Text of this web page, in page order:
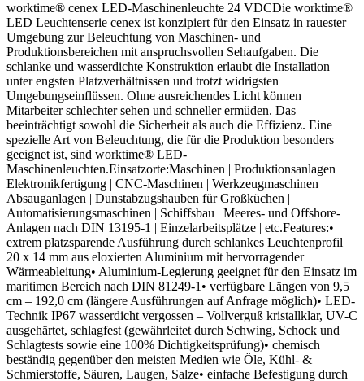
worktime® cenex LED-Maschinenleuchte 24 VDCDie worktime®
LED Leuchtenserie cenex ist konzipiert für den Einsatz in rauester
Umgebung zur Beleuchtung von Maschinen- und
Produktionsbereichen mit anspruchsvollen Sehaufgaben. Die
schlanke und wasserdichte Konstruktion erlaubt die Installation
unter engsten Platzverhältnissen und trotzt widrigsten
Umgebungseinflüssen. Ohne ausreichendes Licht können
Mitarbeiter schlechter sehen und schneller ermüden. Das
beeinträchtigt sowohl die Sicherheit als auch die Effizienz. Eine
spezielle Art von Beleuchtung, die für die Produktion besonders
geeignet ist, sind worktime® LED-
Maschinenleuchten.Einsatzorte:Maschinen | Produktionsanlagen |
Elektronikfertigung | CNC-Maschinen | Werkzeugmaschinen |
Absauganlagen | Dunstabzugshauben für Großküchen |
Automatisierungsmaschinen | Schiffsbau | Meeres- und Offshore-
Anlagen nach DIN 13195-1 | Einzelarbeitsplätze | etc.Features:•
extrem platzsparende Ausführung durch schlankes Leuchtenprofil
20 x 14 mm aus eloxierten Aluminium mit hervorragender
Wärmeableitung• Aluminium-Legierung geeignet für den Einsatz im
maritimen Bereich nach DIN 81249-1• verfügbare Längen von 9,5
cm – 192,0 cm (längere Ausführungen auf Anfrage möglich)• LED-
Technik IP67 wasserdicht vergossen – Vollverguß kristallklar, UV-C
ausgehärtet, schlagfest (gewährleitet durch Schwing, Schock und
Schlagtests sowie eine 100% Dichtigkeitsprüfung)• chemisch
beständig gegenüber den meisten Medien wie Öle, Kühl- &
Schmierstoffe, Säuren, Laugen, Salze• einfache Befestigung durch